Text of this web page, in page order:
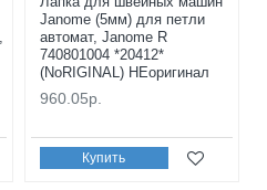
Janome (5мм) для петли
автомат, Janome R
740801004 *20412*
(NoRIGINAL) НЕоригинал
960.05р.
Купить